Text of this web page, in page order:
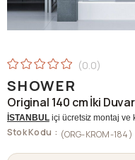
0.0
SHOWER
Original 140 cm İki
İSTANBULiçi ücretsiz montaj ve
Stok Kodu (ORG-KROM-184)